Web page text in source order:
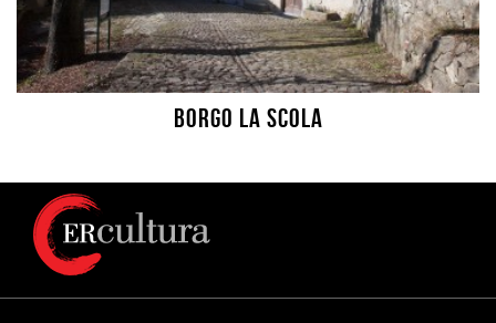
Borgo La Scola